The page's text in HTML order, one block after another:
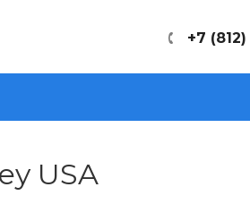
+7
USA